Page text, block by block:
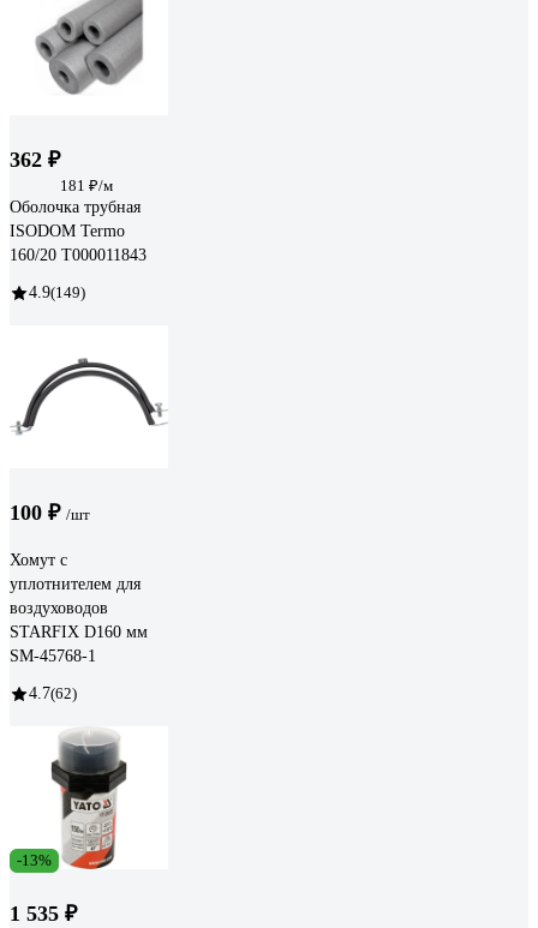
362 ₽
181 ₽/м
Оболочка трубная
ISODOM Termo
160/20 Т000011843
4.9(149)
100 ₽ /шт
Хомут с
уплотнителем для
воздуховодов
STARFIX D160 мм
SM-45768-1
4.7(62)
-13%
1 535 ₽